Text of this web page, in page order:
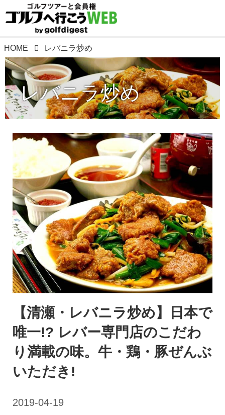
HOME レバニラ炒め
レバニラ炒め
【清瀬・レバニラ炒め】日本で
唯一!? レバー専門店のこだわ
り満載の味。牛・鶏・豚ぜんぶ
いただき!